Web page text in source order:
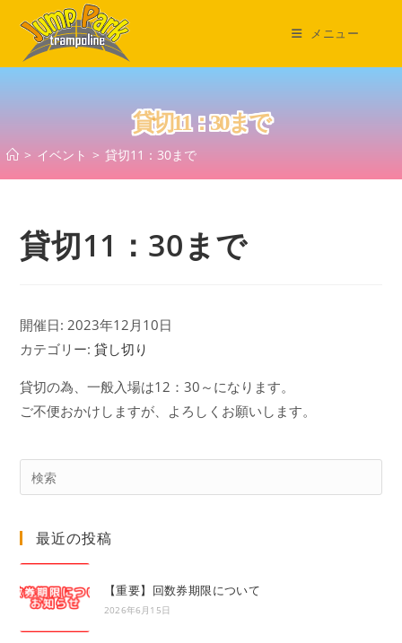
ス
メニュー
貸切11：30まで
> イベント > 貸切11：30まで
貸切11：30まで
開催日: 2023年12月10日
カテゴリー:貸し切り
貸切の為、一般入場は12：30～になります。
ご不便おかけしますが、よろしくお願いします。
最近の投稿
【重要】回数券期限について
2026年6月15日